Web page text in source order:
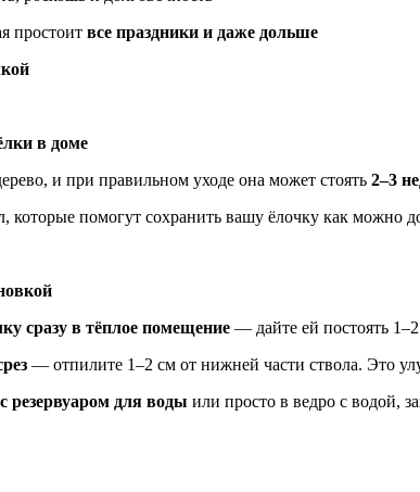
простоит все праздники и даже дольше
в доме
и при правильном уходе она может стоять 2–3
которые помогут сохранить вашу ёлочку как можно
сразу в тёплое помещение — дайте ей постоять
— отпилите 1–2 см от нижней части ствола. Это
резервуаром для воды или просто в ведро с водой,